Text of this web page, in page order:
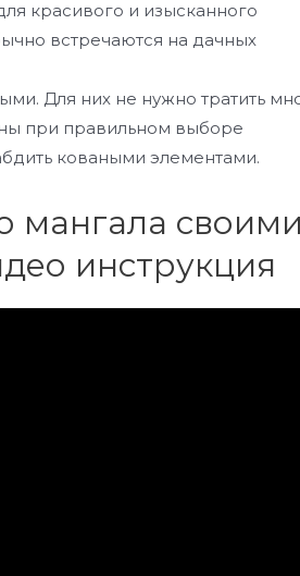
красивого и изысканного
встречаются на дачных
Для них не нужно тратить
при правильном выборе
коваными элементами.
мангала своими
инструкция